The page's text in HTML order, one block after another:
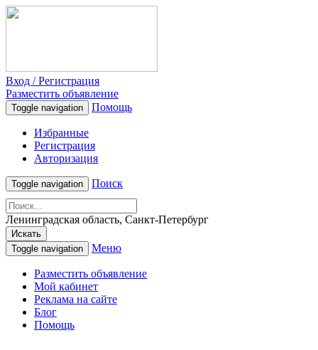
Вход / Регистрация
Разместить объявление
Toggle navigation Помощь
Избранные
Регистрация
Авторизация
Toggle navigation Поиск
Ленинградская область, Санкт-Петербург
Искать
Toggle navigation
Меню
Разместить объявление
Мой кабинет
Реклама на сайте
Блог
Помощь